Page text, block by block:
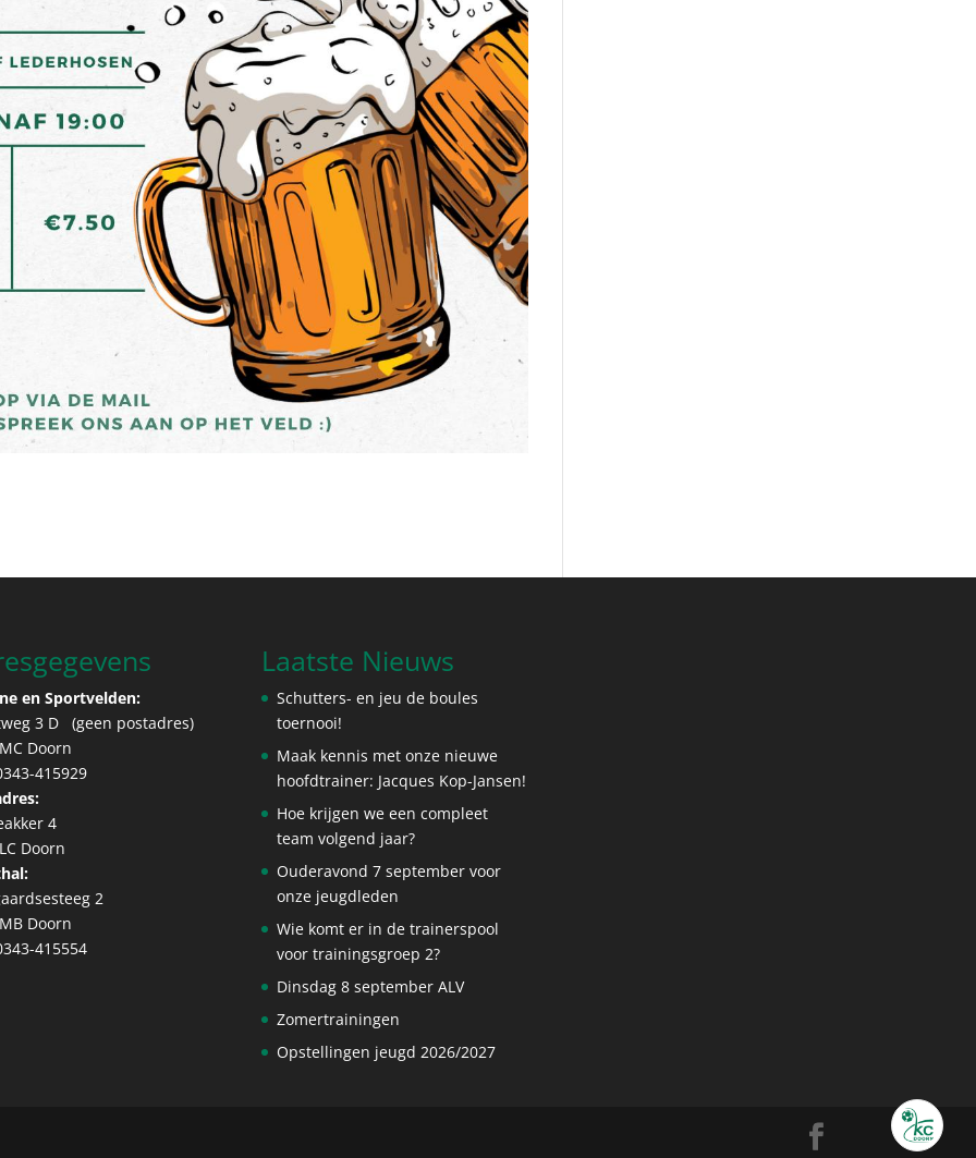
en Sportvelden:
3 D (geen postadres)
Doorn
415929
4
Doorn
2
Doorn
415554
Laatste Nieuws
Schutters- en jeu de boules
toernooi!
Maak kennis met onze nieuwe
hoofdtrainer: Jacques Kop-Jansen!
Hoe krijgen we een compleet
team volgend jaar?
Ouderavond 7 september voor
onze jeugdleden
Wie komt er in de trainerspool
voor trainingsgroep 2?
Dinsdag 8 september ALV
Zomertrainingen
Opstellingen jeugd 2026/2027